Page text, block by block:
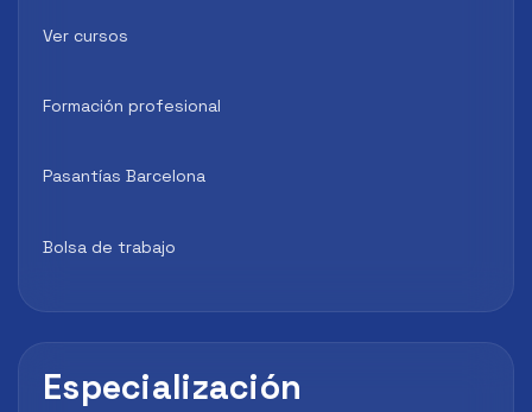
Ver cursos
Formación profesional
Pasantías Barcelona
Bolsa de trabajo
Especialización